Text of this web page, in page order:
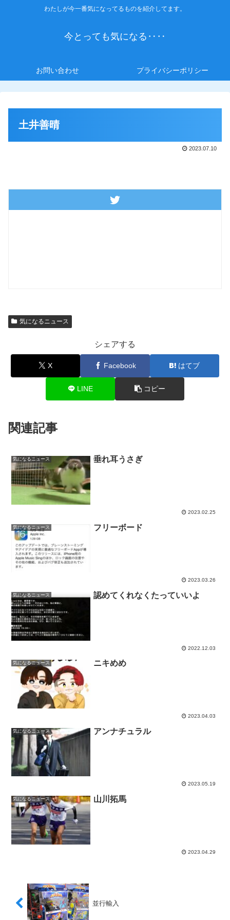
わたしが今一番気になってるものを紹介してます。
今とっても気になる‥‥
お問い合わせ プライバシーポリシー
土井善晴
2023.07.10
気になるニュース
シェアする
X Facebook はてブ
LINE コピー
関連記事
気になるニュース 垂れ耳うさぎ
2023.02.25
気になるニュース フリーボード
2023.03.26
気になるニュース 認めてくれなくたっていいよ
2022.12.03
気になるニュース ニキめめ
2023.04.03
気になるニュース アンナチュラル
2023.05.19
気になるニュース 山川拓馬
2023.04.29
並行輸入